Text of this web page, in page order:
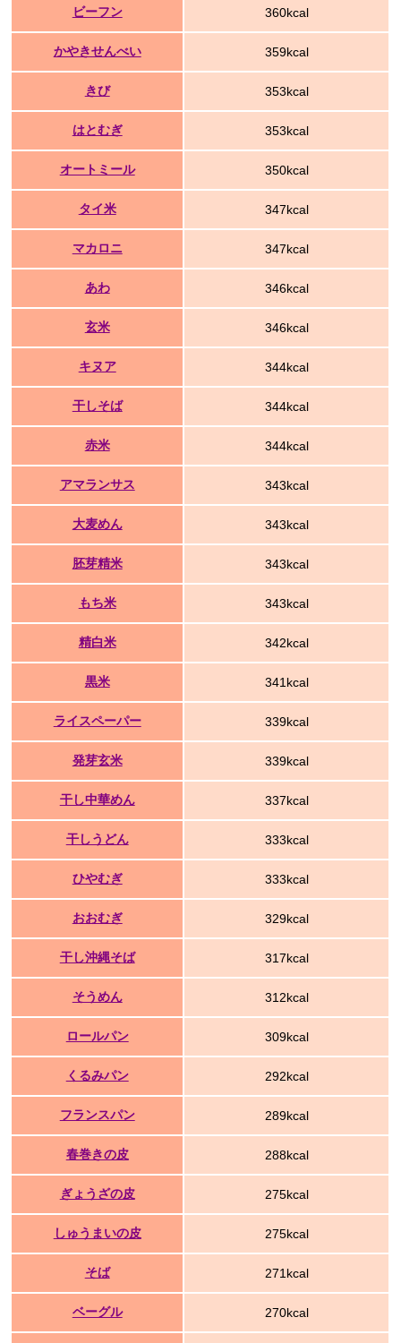
ビーフン 360kcal
かやきせんべい 359kcal
きび 353kcal
はとむぎ 353kcal
オートミール 350kcal
タイ米 347kcal
マカロニ 347kcal
あわ 346kcal
玄米 346kcal
キヌア 344kcal
干しそば 344kcal
赤米 344kcal
アマランサス 343kcal
大麦めん 343kcal
胚芽精米 343kcal
もち米 343kcal
精白米 342kcal
黒米 341kcal
ライスペーパー 339kcal
発芽玄米 339kcal
干し中華めん 337kcal
干しうどん 333kcal
ひやむぎ 333kcal
おおむぎ 329kcal
干し沖縄そば 317kcal
そうめん 312kcal
ロールパン 309kcal
くるみパン 292kcal
フランスパン 289kcal
春巻きの皮 288kcal
ぎょうざの皮 275kcal
しゅうまいの皮 275kcal
そば 271kcal
ベーグル 270kcal